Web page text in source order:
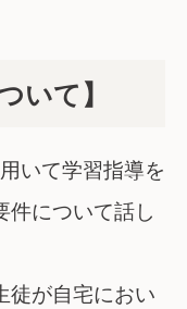
いて】
いて学習指導を
件について話し
徒が自宅におい